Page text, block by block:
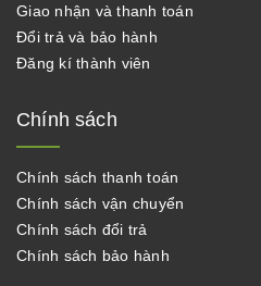
Giao nhận và thanh toán
Đổi trả và bảo hành
Đăng kí thành viên
Chính sách
Chính sách thanh toán
Chính sách vận chuyển
Chính sách đổi trả
Chính sách bảo hành